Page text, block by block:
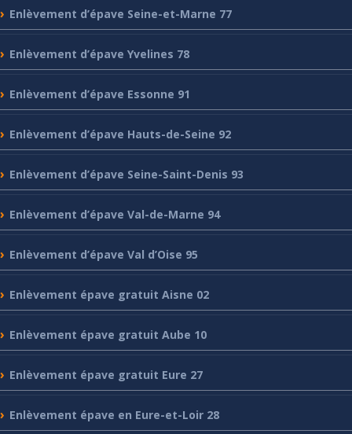
Enlèvement d’épave Seine-et-Marne 77
Enlèvement d’épave Yvelines 78
Enlèvement d’épave Essonne 91
Enlèvement d’épave Hauts-de-Seine 92
Enlèvement d’épave Seine-Saint-Denis 93
Enlèvement d’épave Val-de-Marne 94
Enlèvement d’épave Val d’Oise 95
Enlèvement épave gratuit Aisne 02
Enlèvement épave gratuit Aube 10
Enlèvement épave gratuit Eure 27
Enlèvement épave en Eure-et-Loir 28